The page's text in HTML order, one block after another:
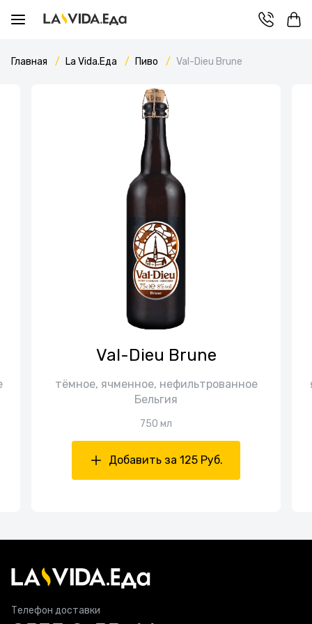
Главная La Vida.Еда Пиво Val-Dieu Brune
Val-Dieu Brune
тёмное, ячменное, нефильтрованное
Бельгия
750 мл
Добавить за 125 Руб.
Телефон доставки